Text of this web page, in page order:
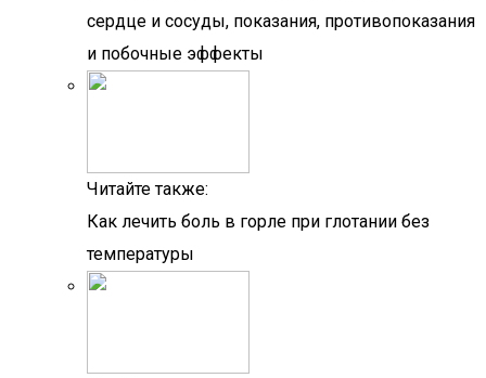
сердце и сосуды, показания, противопоказания
и побочные эффекты
Читайте также:
Как лечить боль в горле при глотании без
температуры